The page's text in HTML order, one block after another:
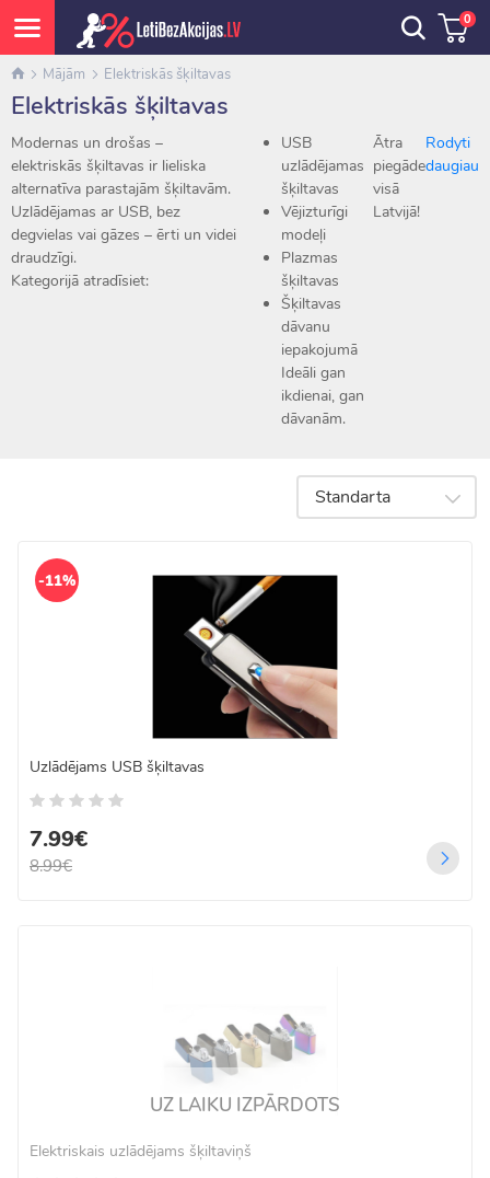
0
Mājām Elektriskās šķiltavas
Elektriskās šķiltavas
Modernas un drošas –
elektriskās šķiltavas ir lieliska
alternatīva parastajām šķiltavām.
Uzlādējamas ar USB, bez
degvielas vai gāzes – ērti un videi
draudzīgi.
Kategorijā atradīsiet:
USB
uzlādējamas
šķiltavas
Vējizturīgi
modeļi
Plazmas
šķiltavas
Šķiltavas
dāvanu
iepakojumā
Ideāli gan
ikdienai, gan
dāvanām.
Ātra
piegāde
visā
Latvijā!
Rodyti
daugiau
Standarta
-11%
Uzlādējams USB šķiltavas
7.99€
8.99€
UZ LAIKU IZPĀRDOTS
Elektriskais uzlādējams šķiltaviņš